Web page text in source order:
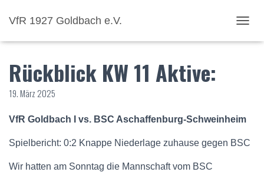
VfR 1927 Goldbach e.V.
Rückblick KW 11 Aktive:
19. März 2025
VfR Goldbach I vs. BSC Aschaffenburg-Schweinheim
Spielbericht: 0:2 Knappe Niederlage zuhause gegen BSC
Wir hatten am Sonntag die Mannschaft vom BSC